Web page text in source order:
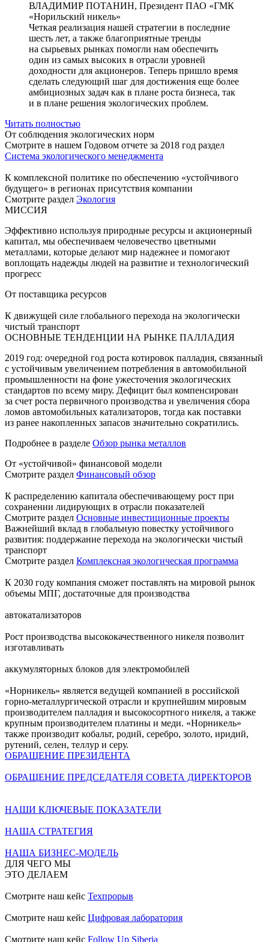
ВЛАДИМИР ПОТАНИН, Президент ПАО «ГМК
«Норильский никель»
Четкая реализация нашей стратегии в последние
шесть лет, а также благоприятные тренды
на сырьевых рынках помогли нам обеспечить
один из самых высоких в отрасли уровней
доходности для акционеров. Теперь пришло время
сделать следующий шаг для достижения еще более
амбициозных задач как в плане роста бизнеса, так
и в плане решения экологических проблем.
Читать полностью
От соблюдения экологических норм
Смотрите в нашем Годовом отчете за 2018 год раздел
Система экологического менеджмента
К комплексной политике по обеспечению «устойчивого
будущего» в регионах присутствия компании
Смотрите раздел Экология
МИССИЯ
Эффективно используя природные ресурсы и акционерный
капитал, мы обеспечиваем человечество цветными
металлами, которые делают мир надежнее и помогают
воплощать надежды людей на развитие и технологический
прогресс
От поставщика ресурсов
К движущей силе глобального перехода на экологически
чистый транспорт
ОСНОВНЫЕ ТЕНДЕНЦИИ НА РЫНКЕ ПАЛЛАДИЯ
2019 год: очередной год роста котировок палладия, связанный
с устойчивым увеличением потребления в автомобильной
промышленности на фоне ужесточения экологических
стандартов по всему миру. Дефицит был компенсирован
за счет роста первичного производства и увеличения сбора
ломов автомобильных катализаторов, тогда как поставки
из ранее накопленных запасов значительно сократились.
Подробнее в разделе Обзор рынка металлов
От «устойчивой» финансовой модели
Смотрите раздел Финансовый обзор
К распределению капитала обеспечивающему рост при
сохранении лидирующих в отрасли показателей
Смотрите раздел Основные инвестиционные проекты
Важнейший вклад в глобальную повестку устойчивого
развития: поддержание перехода на экологически чистый
транспорт
Смотрите раздел Комплексная экологическая программа
К 2030 году компания сможет поставлять на мировой рынок
объемы МПГ, достаточные для производства
автокатализаторов
Рост производства высококачественного никеля позволит
изготавливать
аккумуляторных блоков для электромобилей
«Норникель» является ведущей компанией в российской
горно-металлургической отрасли и крупнейшим мировым
производителем палладия и высокосортного никеля, а также
крупным производителем платины и меди. «Норникель»
также производит кобальт, родий, серебро, золото, иридий,
рутений, селен, теллур и серу.
ОБРАЩЕНИЕ ПРЕЗИДЕНТА
ОБРАЩЕНИЕ ПРЕДСЕДАТЕЛЯ СОВЕТА ДИРЕКТОРОВ
НАШИ КЛЮЧЕВЫЕ ПОКАЗАТЕЛИ
НАША СТРАТЕГИЯ
НАША БИЗНЕС-МОДЕЛЬ
ДЛЯ ЧЕГО МЫ
ЭТО ДЕЛАЕМ
Смотрите наш кейс Техпрорыв
Смотрите наш кейс Цифровая лаборатория
Смотрите наш кейс Follow Up Siberia